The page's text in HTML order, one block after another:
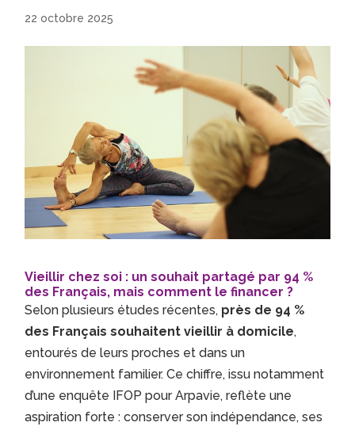
22 octobre 2025
Vieillir chez soi : un souhait partagé par 94 %
des Français, mais comment le financer ?
Selon plusieurs études récentes, près de 94 %
des Français souhaitent vieillir à domicile,
entourés de leurs proches et dans un
environnement familier. Ce chiffre, issu notamment
d’une enquête IFOP pour Arpavie, reflète une
aspiration forte : conserver son indépendance, ses